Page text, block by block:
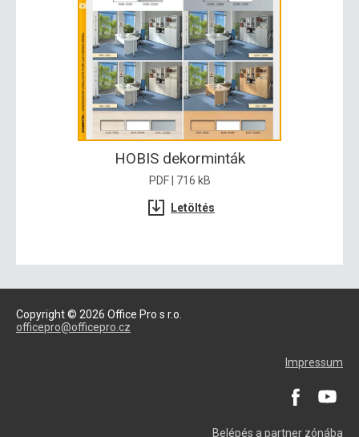
HOBIS dekorminták
PDF | 716 kB
Letöltés
Copyright © 2026 Office Pro s r.o.
officepro@officepro.cz
Impressum
Belépés a partner zónába